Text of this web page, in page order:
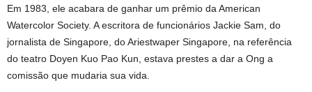
Em 1983, ele acabara de ganhar um prêmio da American
Watercolor Society. A escritora de funcionários Jackie Sam, do
jornalista de Singapore, do Ariestwaper Singapore, na referência
do teatro Doyen Kuo Pao Kun, estava prestes a dar a Ong a
comissão que mudaria sua vida.